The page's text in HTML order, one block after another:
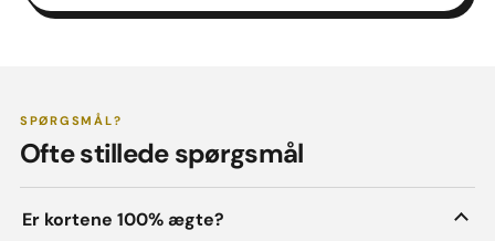
SPØRGSMÅL?
Ofte stillede spørgsmål
Er kortene 100% ægte?